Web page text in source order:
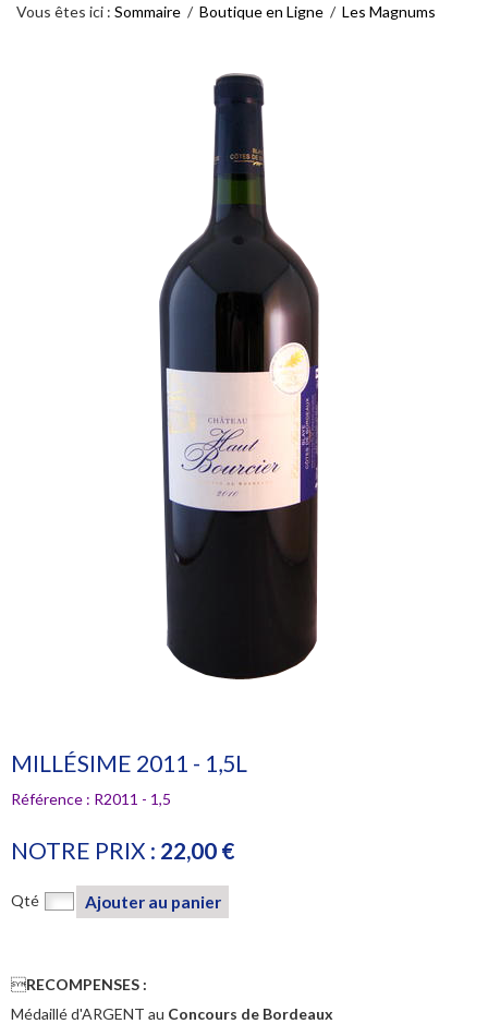
Vous êtes ici : Sommaire / Boutique en Ligne / Les Magnums
MILLÉSIME 2011 - 1,5L
Référence : R2011 - 1,5
NOTRE PRIX : 22,00 €
Qté Ajouter au panier
RECOMPENSES :
Médaillé d'ARGENT au Concours de Bordeaux